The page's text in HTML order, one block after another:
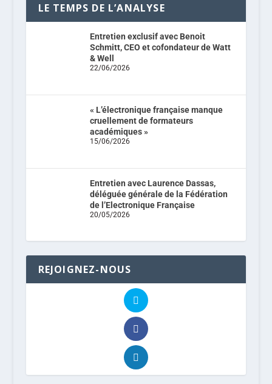
LE TEMPS DE L’ANALYSE
Entretien exclusif avec Benoit
Schmitt, CEO et cofondateur de Watt
& Well
22/06/2026
« L’électronique française manque
cruellement de formateurs
académiques »
15/06/2026
Entretien avec Laurence Dassas,
déléguée générale de la Fédération
de l’Electronique Française
20/05/2026
REJOIGNEZ-NOUS